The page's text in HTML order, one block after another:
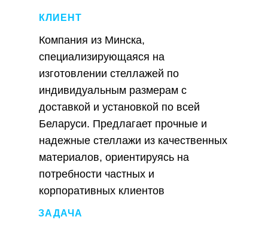
Компания из Минска,
специализирующаяся на
изготовлении стеллажей по
индивидуальным размерам с
доставкой и установкой по всей
Беларуси. Предлагает прочные и
надежные стеллажи из качественных
материалов, ориентируясь на
потребности частных и
корпоративных клиентов
КЛИЕНТ
ЗАДАЧА